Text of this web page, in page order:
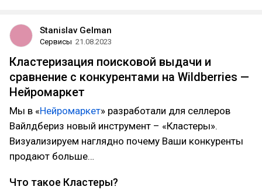
Stanislav Gelman
Сервисы 21.08.2023
Кластеризация поисковой выдачи и
сравнение с конкурентами на Wildberries —
Нейромаркет
Мы в «Нейромаркет» разработали для селлеров
Вайлдбериз новый инструмент – «Кластеры».
Визуализируем наглядно почему Ваши конкуренты
продают больше…
Что такое Кластеры?